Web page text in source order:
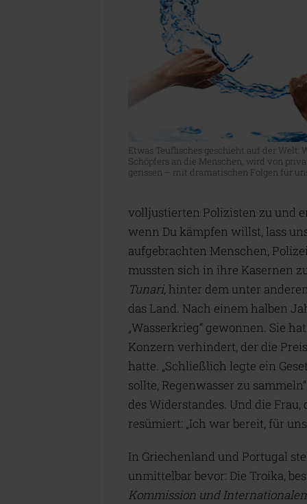
Etwas Teuflisches geschieht auf der Welt:
Schöpfers an die Menschen, wird von
gerissen – mit dramatischen Folgen für
volljustierten Polizisten zu und
wenn Du kämpfen willst, lass
aufgebrachten Menschen,
mussten sich in ihre Kasernen
Tunari,hinter dem unter
das Land. Nach einem halben
„Wasserkrieg“ gewonnen. Sie
Konzern verhindert, der die
hatte. „Schließlich legte ein
sollte, Regenwasser zu
des Widerstandes. Und die
resümiert: „Ich war bereit, für
In Griechenland und Portugal
unmittelbar bevor: Die Troika,
Kommission und